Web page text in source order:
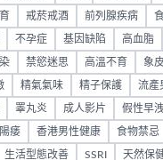
戒菸戒酒 前列腺疾病
不孕症 基因缺陷 高血脂
禁慾迷思 高溫不育 象
精氣氣味 精子保護 流產
睪丸炎 成人影片 假性早
痿 香港男性健康 食物禁忌
生活型態改善 SSRI 天然保